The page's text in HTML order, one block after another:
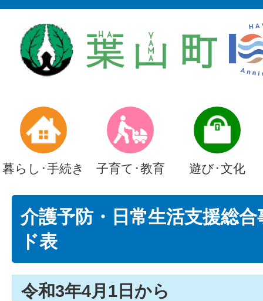
暮らし･手続き 子育て･教育 遊び･文化
介護予防・日常生活支援総
ド表
令和3年4月1日から